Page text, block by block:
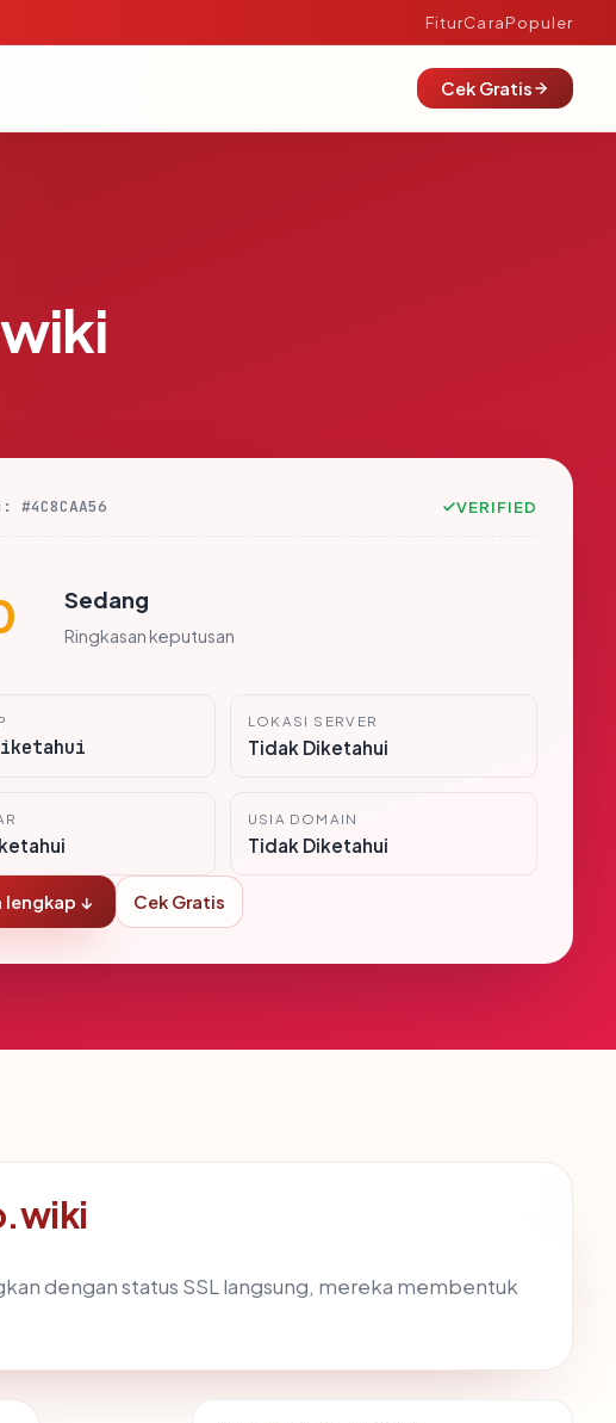
FiturCaraPopuler
Cek Gratis
#4C8CAA56 VERIFIED
Sedang
Ringkasan keputusan
LOKASI SERVER
Tidak Diketahui
USIA DOMAIN
Tidak Diketahui
lengkap ↓ Cek Gratis
dengan status SSL langsung, mereka membentuk